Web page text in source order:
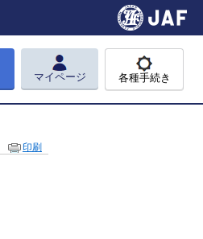
マイページ 各種手続き
印刷